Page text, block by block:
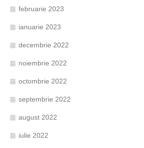
februarie 2023
ianuarie 2023
decembrie 2022
noiembrie 2022
octombrie 2022
septembrie 2022
august 2022
iulie 2022